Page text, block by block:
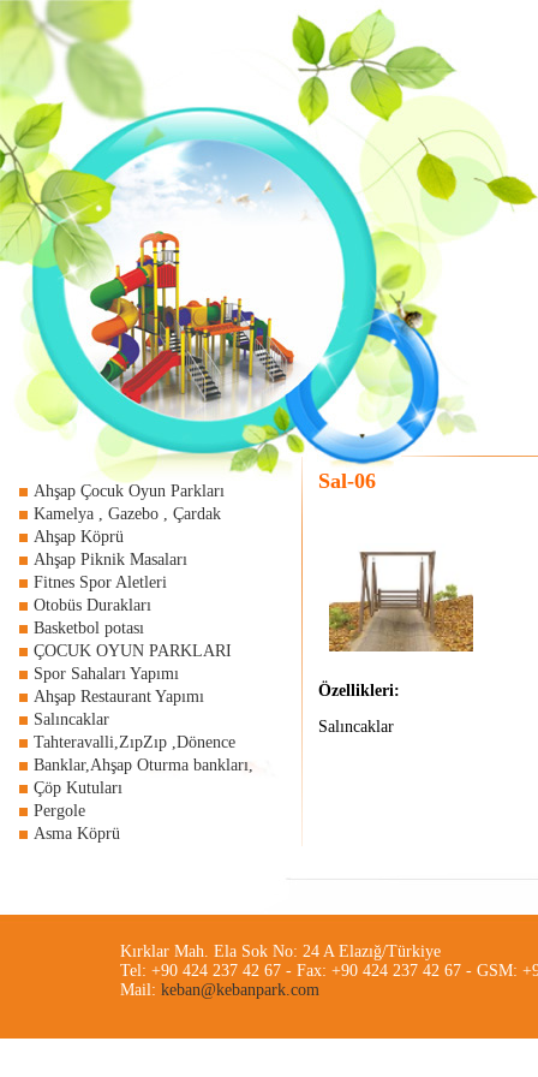
Ahşap Çocuk Oyun Parkları
Kamelya , Gazebo , Çardak
Ahşap Köprü
Ahşap Piknik Masaları
Fitnes Spor Aletleri
Otobüs Durakları
Basketbol potası
ÇOCUK OYUN PARKLARI
Spor Sahaları Yapımı
Ahşap Restaurant Yapımı
Salıncaklar
Tahteravalli,ZıpZıp ,Dönence
Banklar,Ahşap Oturma bankları,
Çöp Kutuları
Pergole
Asma Köprü
Sal-06
Özellikleri:
Salıncaklar
Kırklar Mah. Ela Sok No: 24 A Elazığ/Türkiye
Tel: +90 424 237 42 67 - Fax: +90 424 237 42 67 - GSM:
Mail: keban@kebanpark.com